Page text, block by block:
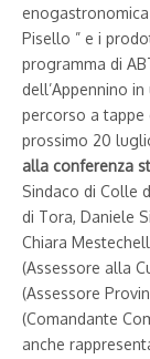
Pisello ” e i
programma di
dell’Appennino
percorso a tappe
prossimo 20
alla conferenza
Sindaco di Colle
di Tora, Daniele
Chiara
(Assessore alla
(Assessore
(Comandante
anche